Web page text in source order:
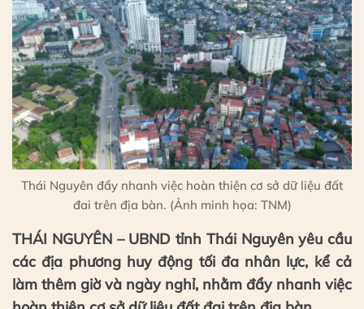
Thái Nguyên đẩy nhanh việc hoàn thiện cơ sở dữ liệu đất
đai trên địa bàn. (Ảnh minh họa: TNM)
THÁI NGUYÊN – UBND tỉnh Thái Nguyên yêu cầu
các địa phương huy động tối đa nhân lực, kể cả
làm thêm giờ và ngày nghỉ, nhằm đẩy nhanh việc